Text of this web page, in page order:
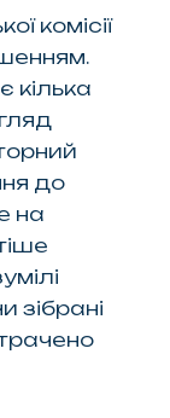
комісії
кілька
до
на
зібрані